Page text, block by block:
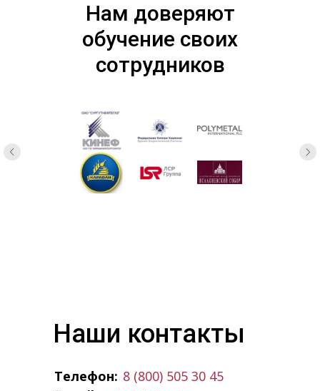
Нам доверяют
обучение своих
сотрудников
Наши контакты
Телефон: 8 (800) 505 30 45